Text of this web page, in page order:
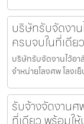
บริษัทรับจัดงา
ครบจบในที่เดีย
บริษัทรับจัดงานไว้อ
จำหน่ายโลงศพ โลง
รับจ้างจัดงาน
ที่เดียว พร้อมใ